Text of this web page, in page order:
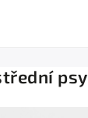
psy